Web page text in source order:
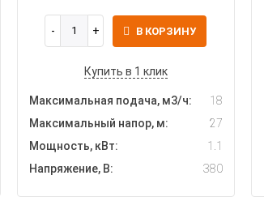
В КОРЗИНУ
Купить в 1 клик
Максимальная подача, м3/ч:
18
Максимальный напор, м:
27
Мощность, кВт:
1.1
Напряжение, В:
380